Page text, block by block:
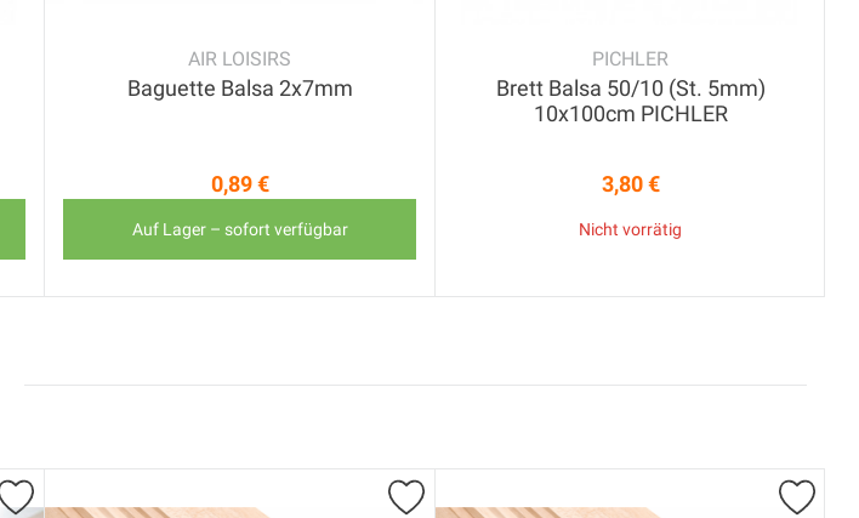
AIR LOISIRS
Baguette Balsa 2x7mm
Preis
0,89 €
Auf Lager – sofort verfügbar
PICHLER
Brett Balsa 50/10 (St. 5mm)
10x100cm PICHLER
Preis
3,80 €
Nicht vorrätig